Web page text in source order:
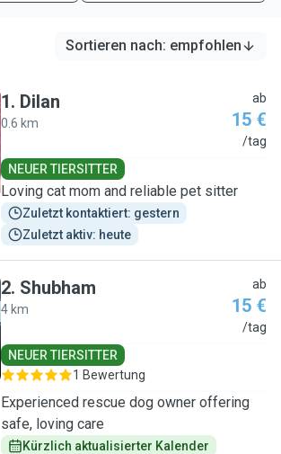
Sortieren nach: empfohlen
1. Dilan
0.6 km
ab
15 €
/tag
NEUER TIERSITTER
Loving cat mom and reliable pet sitter
Zuletzt kontaktiert: gestern
Zuletzt aktiv: heute
2. Shubham
4 km
ab
15 €
/tag
NEUER TIERSITTER
1 Bewertung
Experienced rescue dog owner offering
safe, loving care
Kürzlich aktualisierter Kalender